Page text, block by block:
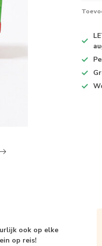
ook op elke
op reis!